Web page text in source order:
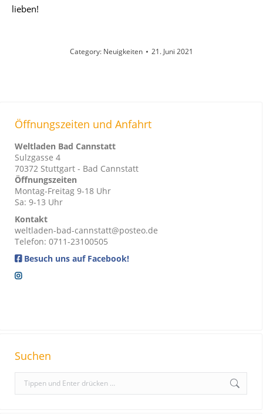
lieben!
Category: Neuigkeiten 21. Juni 2021
Öffnungszeiten und Anfahrt
Weltladen Bad Cannstatt
Sulzgasse 4
70372 Stuttgart - Bad Cannstatt
Öffnungszeiten
Montag-Freitag 9-18 Uhr
Sa: 9-13 Uhr
Kontakt
weltladen-bad-cannstatt@posteo.de
Telefon: 0711-23100505
Besuch uns auf Facebook!
Suchen
e